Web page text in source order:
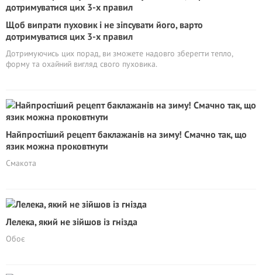
Щоб випрати пуховик і не зіпсувати його, варто
дотримуватися цих 3-х правил
Дотримуючись цих порад, ви зможете надовго зберегти тепло,
форму та охайний вигляд свого пуховика.
Найпростіший рецепт баклажанів на зиму! Смачно так, що
язик можна проковтнути
Смакота
Лелека, який не зійшов із гнізда
Обоє